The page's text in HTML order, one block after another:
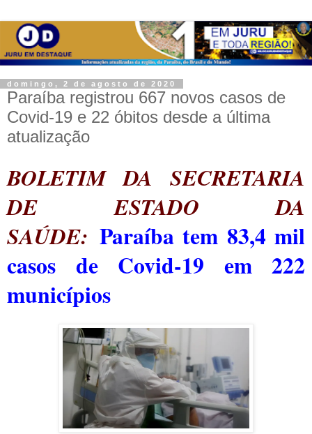
domingo, 2 de agosto de 2020
Paraíba registrou 667 novos casos de
Covid-19 e 22 óbitos desde a última
atualização
BOLETIM DA SECRETARIA
DE ESTADO DA
SAÚDE: Paraíba tem 83,4 mil
casos de Covid-19 em 222
municípios